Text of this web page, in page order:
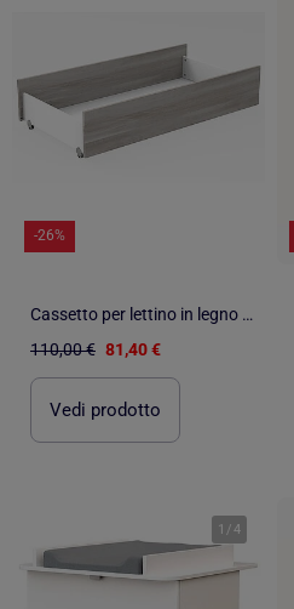
-26%
Cassetto per lettino in legno - BABYPRICE
110,00 € 81,40 €
Vedi prodotto
1 /4